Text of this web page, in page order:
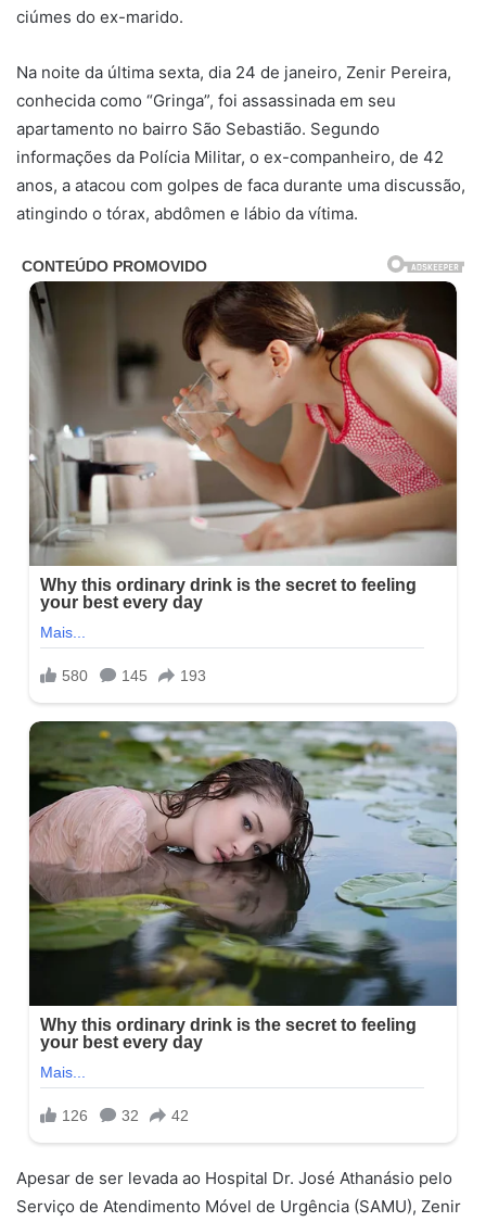
ciúmes do ex-marido.
Na noite da última sexta, dia 24 de janeiro, Zenir Pereira,
conhecida como “Gringa”, foi assassinada em seu
apartamento no bairro São Sebastião. Segundo
informações da Polícia Militar, o ex-companheiro, de 42
anos, a atacou com golpes de faca durante uma discussão,
atingindo o tórax, abdômen e lábio da vítima.
Apesar de ser levada ao Hospital Dr. José Athanásio pelo
Serviço de Atendimento Móvel de Urgência (SAMU), Zenir